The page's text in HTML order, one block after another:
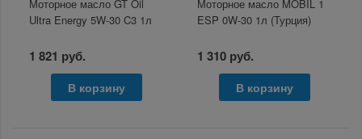
Моторное масло GT Oil
Ultra Energy 5W-30 C3 1л
1 821 руб.
В корзину
Моторное масло MOBIL 1
ESP 0W-30 1л (Турция)
1 310 руб.
В корзину